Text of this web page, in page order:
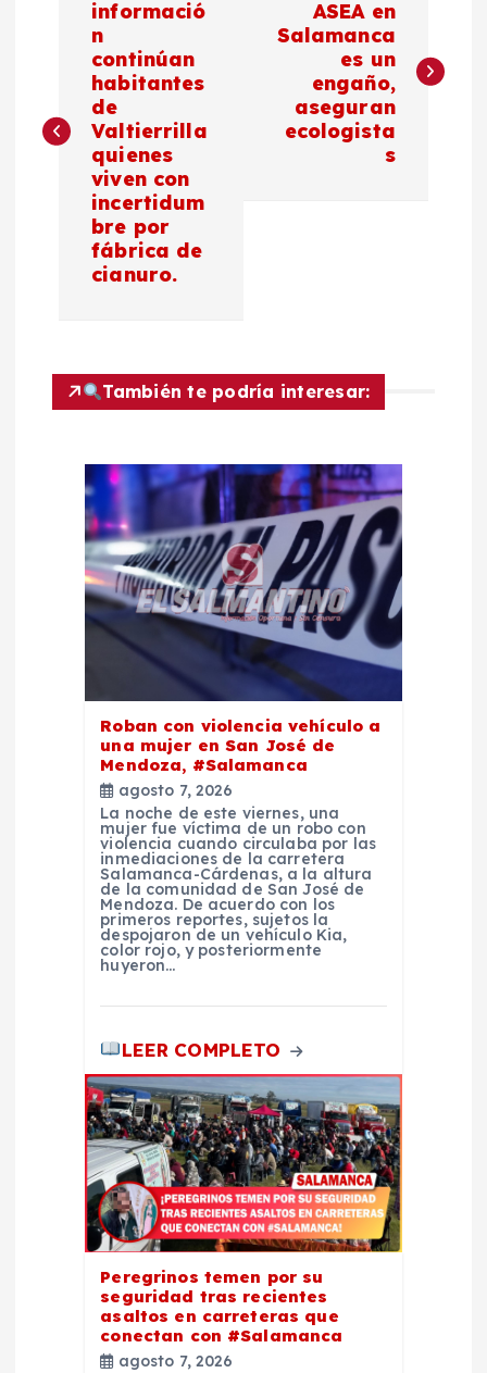
e
informació
n
continúan
habitantes
de
Valtierrilla
quienes
viven con
incertidum
bre por
fábrica de
cianuro.
ASEA en
Salamanca
es un
engaño,
aseguran
ecologista
s
También te podría interesar:
Roban con violencia vehículo a
una mujer en San José de
Mendoza, #Salamanca
agosto 7, 2026
La noche de este viernes, una
mujer fue víctima de un robo con
violencia cuando circulaba por las
inmediaciones de la carretera
Salamanca-Cárdenas, a la altura
de la comunidad de San José de
Mendoza. De acuerdo con los
primeros reportes, sujetos la
despojaron de un vehículo Kia,
color rojo, y posteriormente
huyeron…
LEER COMPLETO
Peregrinos temen por su
seguridad tras recientes
asaltos en carreteras que
conectan con #Salamanca
agosto 7, 2026